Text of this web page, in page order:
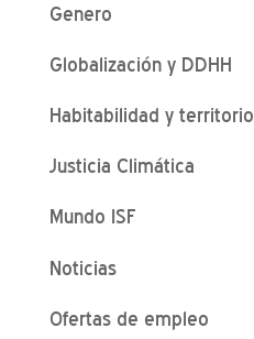
Genero
Globalización y DDHH
Habitabilidad y territorio
Justicia Climática
Mundo ISF
Noticias
Ofertas de empleo